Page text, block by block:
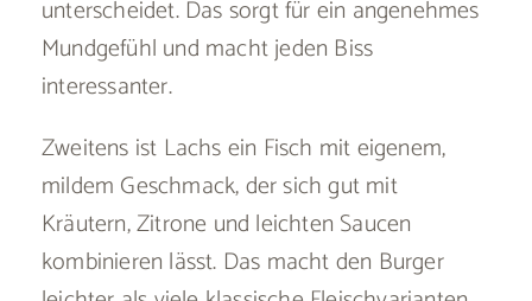
unterscheidet. Das sorgt für ein angenehmes
Mundgefühl und macht jeden Biss
interessanter.
Zweitens ist Lachs ein Fisch mit eigenem,
mildem Geschmack, der sich gut mit
Kräutern, Zitrone und leichten Saucen
kombinieren lässt. Das macht den Burger